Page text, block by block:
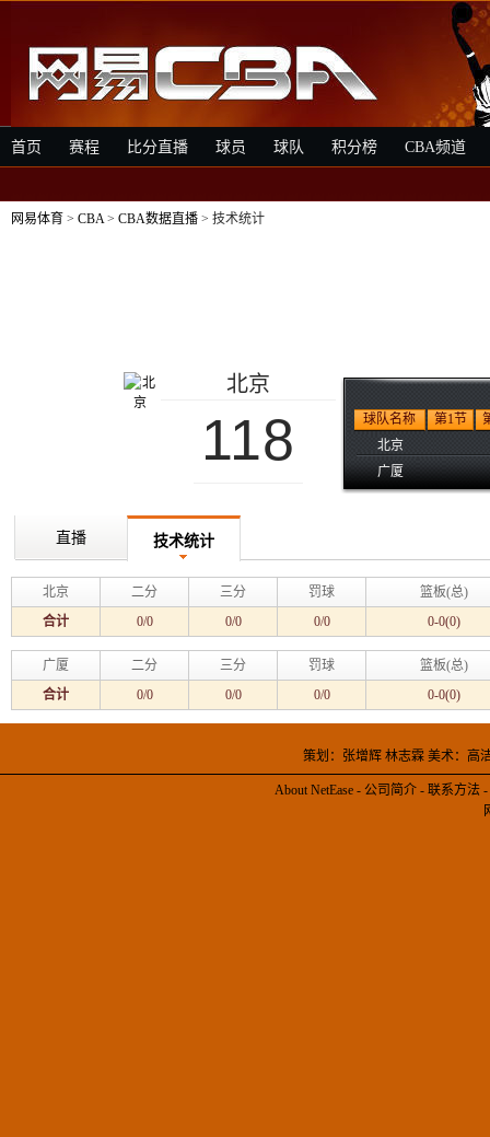
首页 赛程 比分直播 球员 球队 积分榜 CBA频道
网易体育 > CBA> CBA数据直播 > 技术统计
北京
118 球队名称 第1节
北京
广厦
直播 技术统计
北京 二分 三分 罚球
篮板(总)
合计
0/0 0/0 0/0 0-0(0)
广厦 二分 三分 罚球
篮板(总)
合计
0/0 0/0 0/0 0-0(0)
策划：张增辉 林志霖 美术：
About NetEase - 公司简介 - 联系方法 -